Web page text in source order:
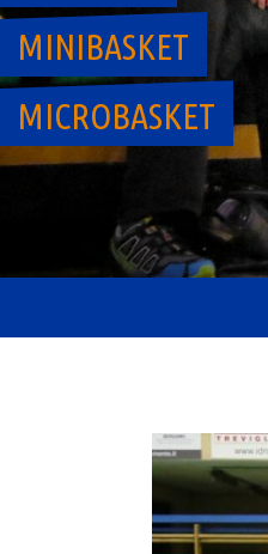
MINIBASKET
MICROBASKET